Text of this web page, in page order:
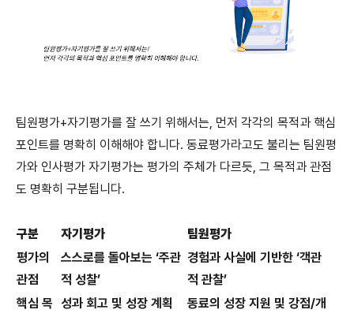
팀원평가+자기평가를 잘 쓰기 위해서는, 먼저 각각의 목적과 핵심
포인트를 명확히 이해해야 합니다. 동료평가라고도 불리는 팀원평
가와 인사평가 자기평가는 평가의 주체가 다르듯, 그 목적과 관점
도 명확히 구분됩니다.
구분 자기평가
팀원평가
평가의
관점
스스로를 돌아보는 ‘주관
적 성찰’
경험과 사실에 기반한 ‘객관
적 관찰’
핵심 목 성과 회고 및 성장 계획
동료의 성장 지원 및 강점/개